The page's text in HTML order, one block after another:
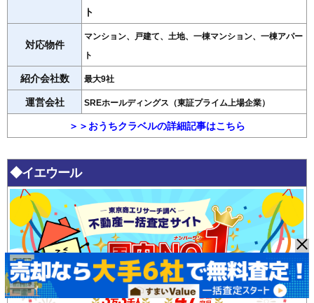
ト
対応物件
マンション、戸建て、土地、一棟マンション、一棟アパー
ト
紹介会社数 最大9社
運営会社 SREホールディングス（東証プライム上場企業）
＞＞おうちクラベルの詳細記事はこちら
◆イエウール